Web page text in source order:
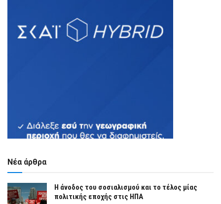
Νέα άρθρα
Η άνοδος του σοσιαλισμού και το τέλος μίας
πολιτικής εποχής στις ΗΠΑ